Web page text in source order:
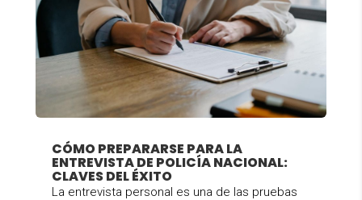
CÓMO PREPARARSE PARA LA
ENTREVISTA DE POLICÍA NACIONAL:
CLAVES DEL ÉXITO
La entrevista personal es una de las pruebas